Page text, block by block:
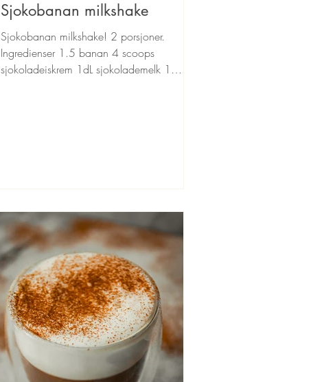
Sjokobanan milkshake
Sjokobanan milkshake! 2 porsjoner.
Ingredienser 1.5 banan 4 scoops
sjokoladeiskrem 1dL sjokolademelk 1